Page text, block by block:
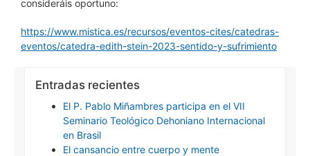
consideráis oportuno:
https://www.mistica.es/recursos/eventos-cites/catedras-
eventos/catedra-edith-stein-2023-sentido-y-sufrimiento
Entradas recientes
El P. Pablo Miñambres participa en el VII
Seminario Teológico Dehoniano Internacional
en Brasil
El cansancio entre cuerpo y mente